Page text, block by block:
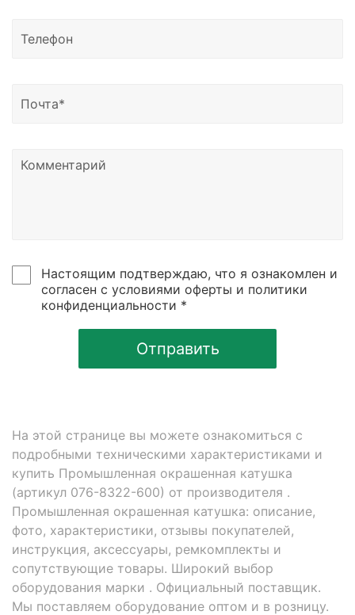
Доставка возможна в Казахстан, Узбекистан и
нам на почту или позвонить по номеру телефона,
Настоящим подтверждаю, что я ознакомлен и
согласен с условиями оферты и политики
конфиденциальности *
Отправить
На этой странице вы можете ознакомиться с
подробными техническими характеристиками и
купить Промышленная окрашенная катушка
(артикул 076-8322-600) от производителя .
Промышленная окрашенная катушка: описание,
фото, характеристики, отзывы покупателей,
инструкция, аксессуары, ремкомплекты и
сопутствующие товары. Широкий выбор
оборудования марки . Официальный поставщик.
Мы поставляем оборудование оптом и в розницу.